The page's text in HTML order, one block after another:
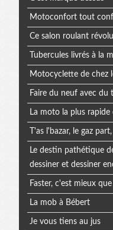
Motoconfort tout
Ce salon roulant
Tubercules livrés à la
Motocyclette de chez
Faire du neuf avec du
La moto la plus
T'as l'bazar, le gaz
Le destin pathétique
dessiner et dessiner
Faster, c'est mieux
La mob à Bébert
Je vous tiens au jus